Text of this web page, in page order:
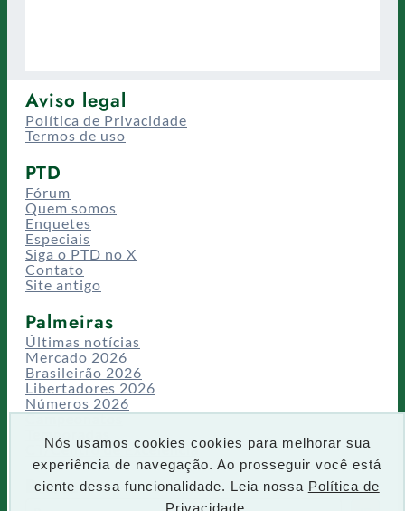
Nós usamos cookies cookies para melhorar sua
experiência de navegação. Ao prosseguir você está
ciente dessa funcionalidade. Leia nossa Política de
Aviso legal
Política de Privacidade
Termos de uso
PTD
Fórum
Quem somos
Enquetes
Especiais
Siga o PTD no X
Contato
Site antigo
Palmeiras
Últimas notícias
Mercado 2026
Brasileirão 2026
Libertadores 2026
Números 2026
Campeonatos
Temporadas
CT/Centro de Excelência
Busca
P